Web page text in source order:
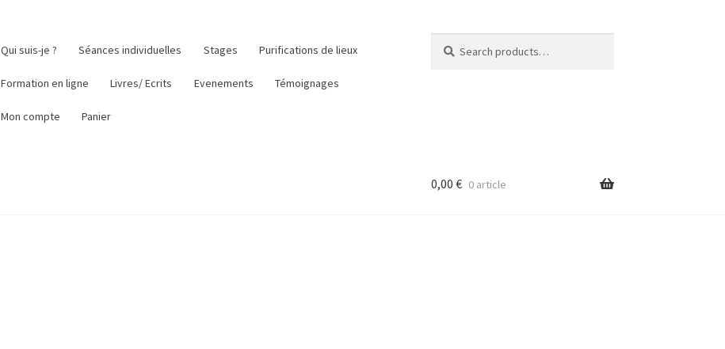
Qui suis-je ? Séances individuelles Stages Purifications de lieux
Formation en ligne Livres/ Ecrits Evenements Témoignages
Mon compte Panier
for:
0,00 € 0 article